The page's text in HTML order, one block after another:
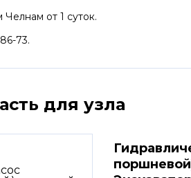
от 1 суток.
73.
для узла